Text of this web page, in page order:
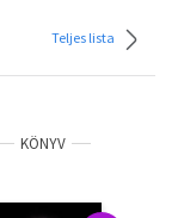
Teljes lista
KÖNYV